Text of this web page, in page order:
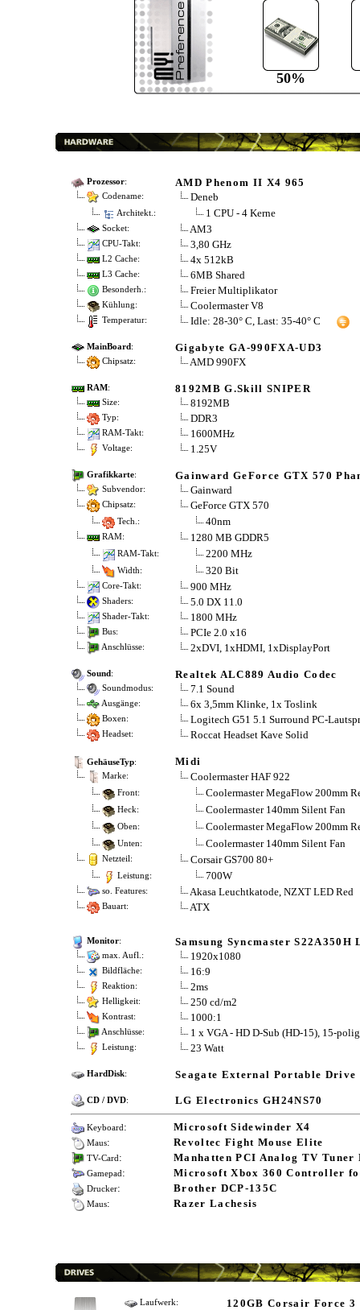
50%
Prozessor: AMD Phenom II X4 965
Codename: Deneb
Architekt.: 1 CPU - 4 Kerne
Socket: AM3
CPU-Takt: 3,80 GHz
L2 Cache: 4x 512kB
L3 Cache: 6MB Shared
Besonderh.: Freier Multiplikator
Kühlung: Coolermaster V8
Temperatur: Idle: 28-30° C, Last: 35-40° C
MainBoard: Gigabyte GA-990FXA-UD3
Chipsatz: AMD 990FX
RAM: 8192MB G.Skill SNIPER
Size: 8192MB
Typ: DDR3
RAM-Takt: 1600MHz
Voltage: 1.25V
Grafikkarte: Gainward GeForce GTX 570
Subvendor: Gainward
Chipsatz: GeForce GTX 570
Tech.: 40nm
RAM: 1280 MB GDDR5
RAM-Takt: 2200 MHz
Width: 320 Bit
Core-Takt: 900 MHz
Shaders: 5.0 DX 11.0
Shader-Takt: 1800 MHz
Bus: PCIe 2.0 x16
Anschlüsse: 2xDVI, 1xHDMI, 1xDisplayPort
Sound: Realtek ALC889 Audio Codec
Soundmodus: 7.1 Sound
Ausgänge: 6x 3,5mm Klinke, 1x Toslink
Boxen: Logitech G51 5.1 Surround PC-
Headset: Roccat Headset Kave Solid
GehäuseTyp: Midi
Marke: Coolermaster HAF 922
Front: Coolermaster MegaFlow 200mm
Heck: Coolermaster 140mm Silent Fan
Oben: Coolermaster MegaFlow 200mm
Unten: Coolermaster 140mm Silent Fan
Netzteil: Corsair GS700 80+
Leistung: 700W
so. Features: Akasa Leuchtkatode, NZXT LED Red
Bauart: ATX
Monitor: Samsung Syncmaster S22A350H
max. Aufl.: 1920x1080
Bildfläche: 16:9
Reaktion: 2ms
Helligkeit: 250 cd/m2
Kontrast: 1000:1
Anschlüsse: 1 x VGA - HD D-Sub (HD-15), 15-
Leistung: 23 Watt
HardDisk: Seagate External Portable Drive
CD / DVD: LG Electronics GH24NS70
Keyboard: Microsoft Sidewinder X4
Maus: Revoltec Fight Mouse Elite
TV-Card: Manhatten PCI Analog TV Tuner
Gamepad: Microsoft Xbox 360 Controller
Drucker: Brother DCP-135C
Maus: Razer Lachesis
Laufwerk: 120GB Corsair Force 3